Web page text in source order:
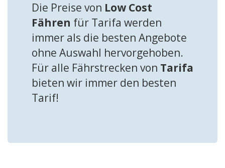
Die Preise von Low Cost
Fähren für Tarifa werden
immer als die besten Angebote
ohne Auswahl hervorgehoben.
Für alle Fährstrecken von Tarifa
bieten wir immer den besten
Tarif!